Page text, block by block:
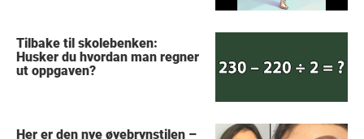
Tilbake til skolebenken:
Husker du hvordan man regner
ut oppgaven?
Her er den nye øyebrynstilen –